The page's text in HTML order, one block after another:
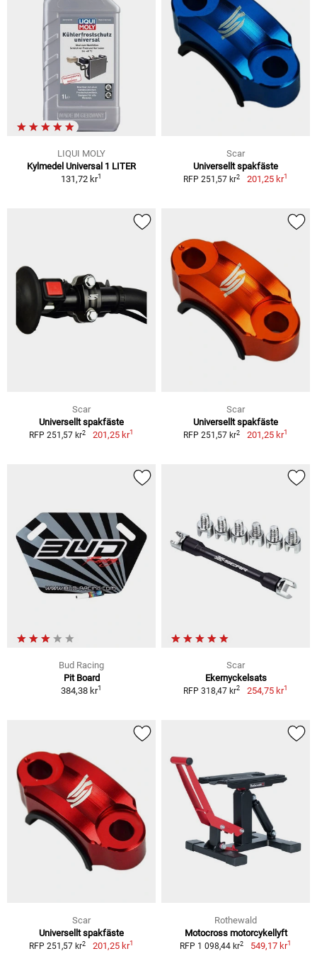
LIQUI MOLY
Kylmedel Universal 1 LITER
131,72 kr1
Scar
Universellt spakfäste
RFP 251,57 kr2 201,25 kr1
Scar
Universellt spakfäste
RFP 251,57 kr2 201,25 kr1
Scar
Universellt spakfäste
RFP 251,57 kr2 201,25 kr1
Bud Racing
Pit Board
384,38 kr1
Scar
Ekernyckelsats
RFP 318,47 kr2 254,75 kr1
Scar
Universellt spakfäste
RFP 251,57 kr2 201,25 kr1
Rothewald
Motocross motorcykellyft
RFP 1 098,44 kr2 549,17 kr1